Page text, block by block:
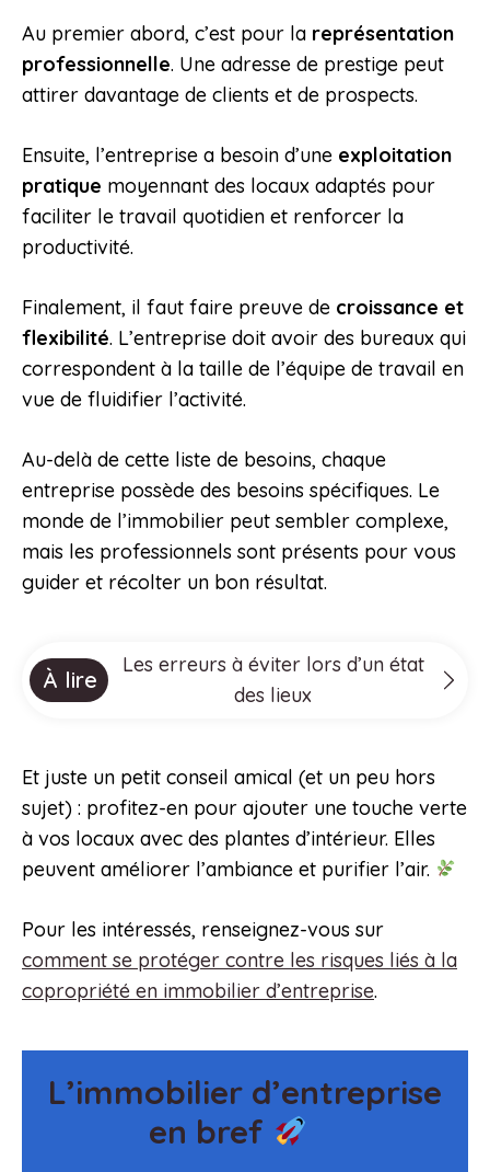
Au premier abord, c’est pour la représentation
professionnelle. Une adresse de prestige peut
attirer davantage de clients et de prospects.
Ensuite, l’entreprise a besoin d’une exploitation
pratique moyennant des locaux adaptés pour
faciliter le travail quotidien et renforcer la
productivité.
Finalement, il faut faire preuve de croissance et
flexibilité. L’entreprise doit avoir des bureaux qui
correspondent à la taille de l’équipe de travail en
vue de fluidifier l’activité.
Au-delà de cette liste de besoins, chaque
entreprise possède des besoins spécifiques. Le
monde de l’immobilier peut sembler complexe,
mais les professionnels sont présents pour vous
guider et récolter un bon résultat.
À lire
Les erreurs à éviter lors d’un état
des lieux
Et juste un petit conseil amical (et un peu hors
sujet) : profitez-en pour ajouter une touche verte
à vos locaux avec des plantes d’intérieur. Elles
peuvent améliorer l’ambiance et purifier l’air.
Pour les intéressés, renseignez-vous sur
comment se protéger contre les risques liés à la
copropriété en immobilier d’entreprise.
L’immobilier d’entreprise
en bref